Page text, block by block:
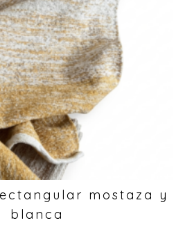
mostaza y
blanca